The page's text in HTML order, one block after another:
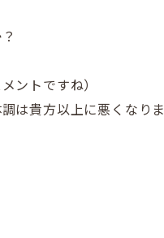
ントですね）
は貴方以上に悪くなりま